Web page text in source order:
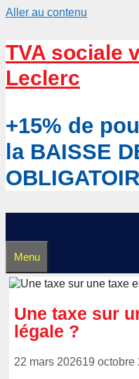
Aller au contenu
TVA sociale
Leclerc
+15% de
la BAISSE
Menu
Une taxe sur
légale ?
22 mars 202619 octobre